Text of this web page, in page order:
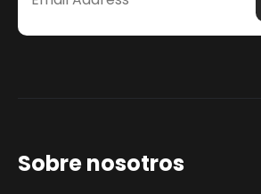
Sobre nosotros